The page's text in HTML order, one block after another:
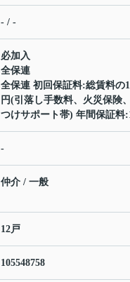
- / -
必加入
全保連
全保連 初回保証料:総賃料の
円(引落し手数料、火災保険
つけサポート帯) 年間保証料
-
仲介 / 一般
12戸
105548758